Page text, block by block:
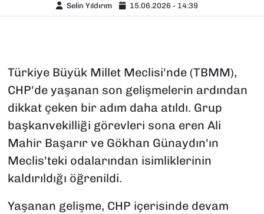
Selin Yıldırım 15.06.2026 - 14:39
Türkiye Büyük Millet Meclisi'nde (TBMM),
CHP'de yaşanan son gelişmelerin ardından
dikkat çeken bir adım daha atıldı. Grup
başkanvekilliği görevleri sona eren Ali
Mahir Başarır ve Gökhan Günaydın'ın
Meclis'teki odalarından isimliklerinin
kaldırıldığı öğrenildi.
Yaşanan gelişme, CHP içerisinde devam